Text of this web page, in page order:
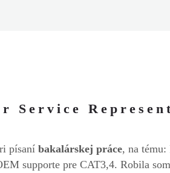
Service
písaní bakalárskej práce, na
supporte pre CAT3,4. Robila